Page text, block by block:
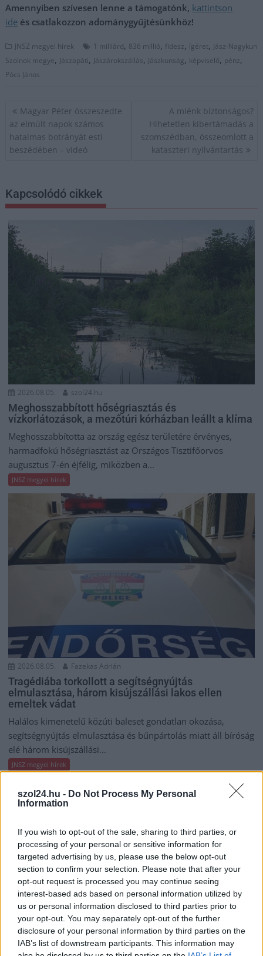
szol24.hu - Do Not Process My Personal
Information
If you wish to opt-out of the sale, sharing to third parties, or
processing of your personal or sensitive information for
targeted advertising by us, please use the below opt-out
section to confirm your selection. Please note that after your
opt-out request is processed you may continue seeing
interest-based ads based on personal information utilized by
us or personal information disclosed to third parties prior to
your opt-out. You may separately opt-out of the further
disclosure of your personal information by third parties on the
IAB’s list of downstream participants. This information may
Amennyiben szívesen lenne a támogatónk, kattintson
ide és csatlakozzon adománygyűjtésünkhöz!
JNSZ megyei hírek 1 milliárd, 836 millió, fidesz, ígéret, Jász-Nagykun
Szolnok megye, Jászapáti, Jászárokszállás, Jászkunság, képviselő, pénz,
Pócs János
Bejegyzés
navigáció
Magyar Péter összeszedte
az elmúlt napok számos
hatalmas botrányát esti
beszédében – videó
A miénk biztonságos?
Hihetetlen kibertámadás a
szomszédban, összeomlott a
kataszteri nyilvántartás
Kapcsolódó cikkek
2026.08.05. szol24.hu
Meghosszabbított hőségriasztás és
vízkorlátozások, a mezőtúri kórházban leállt a klíma
Meghosszabbította az ország egész területére érvényes,
harmadfokú hőségriasztást az Országos Tisztifőorvos
augusztus 7-én éjfélig, miközben a...
JNSZ megyei hírek
2026.08.05. Fazekas Adrián
Tragédiába torkollott a segítségnyújtás
elmulasztása, három kisújszállási lakos ellen
emeltek vádat
Halálos kimenetelű közúti baleset gondatlan okozása,
segítségnyújtás elmulasztása és bűnpártolás miatt áll bíróság
elé három kisújszállási...
JNSZ megyei hírek
2026.08.05. Horváth Zsolt